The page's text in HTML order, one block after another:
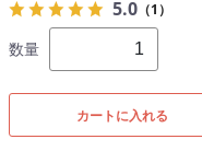
5.0 （1）
数量
カートに入れる